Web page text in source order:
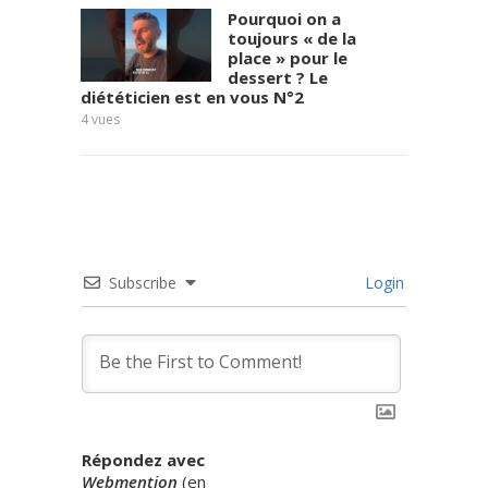
Pourquoi on a
toujours « de la
place » pour le
dessert ? Le
diététicien est en vous N°2
4vues
Subscribe Login
Répondez avec
Webmention (en